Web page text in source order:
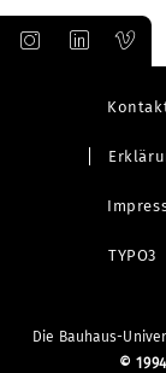
TYPO3
Die Bauhaus-
©